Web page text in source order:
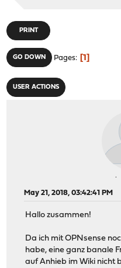
PRINT
GO DOWN Pages 1
USER ACTIONS
May 21, 2018, 03:42:41 PM
Hallo zusammen!
Da ich mit OPNsense
habe, eine ganz banale
auf Anhieb im Wiki nicht